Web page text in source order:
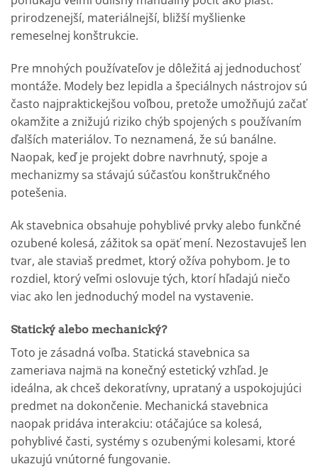
prirodzenejší, materiálnejší, bližší myšlienke
remeselnej konštrukcie.
Pre mnohých používateľov je dôležitá aj jednoduchosť
montáže. Modely bez lepidla a špeciálnych nástrojov sú
často najpraktickejšou voľbou, pretože umožňujú začať
okamžite a znižujú riziko chýb spojených s používaním
ďalších materiálov. To neznamená, že sú banálne.
Naopak, keď je projekt dobre navrhnutý, spoje a
mechanizmy sa stávajú súčasťou konštrukčného
potešenia.
Ak stavebnica obsahuje pohyblivé prvky alebo funkčné
ozubené kolesá, zážitok sa opäť mení. Nezostavuješ len
tvar, ale staviaš predmet, ktorý ožíva pohybom. Je to
rozdiel, ktorý veľmi oslovuje tých, ktorí hľadajú niečo
viac ako len jednoduchý model na vystavenie.
Statický alebo mechanický?
Toto je zásadná voľba. Statická stavebnica sa
zameriava najmä na konečný estetický vzhľad. Je
ideálna, ak chceš dekoratívny, uprataný a uspokojujúci
predmet na dokončenie. Mechanická stavebnica
naopak pridáva interakciu: otáčajúce sa kolesá,
pohyblivé časti, systémy s ozubenými kolesami, ktoré
ukazujú vnútorné fungovanie.